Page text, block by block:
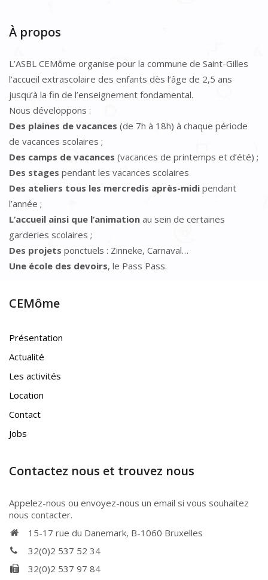
À propos
L’ASBL CEMôme organise pour la commune de Saint-Gilles
l’accueil extrascolaire des enfants dès l’âge de 2,5 ans
jusqu’à la fin de l’enseignement fondamental.
Nous développons :
Des plaines de vacances (de 7h à 18h) à chaque période
de vacances scolaires ;
Des camps de vacances (vacances de printemps et d’été) ;
Des stages pendant les vacances scolaires
Des ateliers tous les mercredis après-midi pendant
l’année ;
L’accueil ainsi que l’animation au sein de certaines
garderies scolaires ;
Des projets ponctuels : Zinneke, Carnaval…
Une école des devoirs, le Pass Pass.
CEMôme
Présentation
Actualité
Les activités
Location
Contact
Jobs
Contactez nous et trouvez nous
Appelez-nous ou envoyez-nous un email si vous souhaitez
nous contacter.
15-17 rue du Danemark, B-1060 Bruxelles
32(0)2 537 52 34
32(0)2 537 97 84